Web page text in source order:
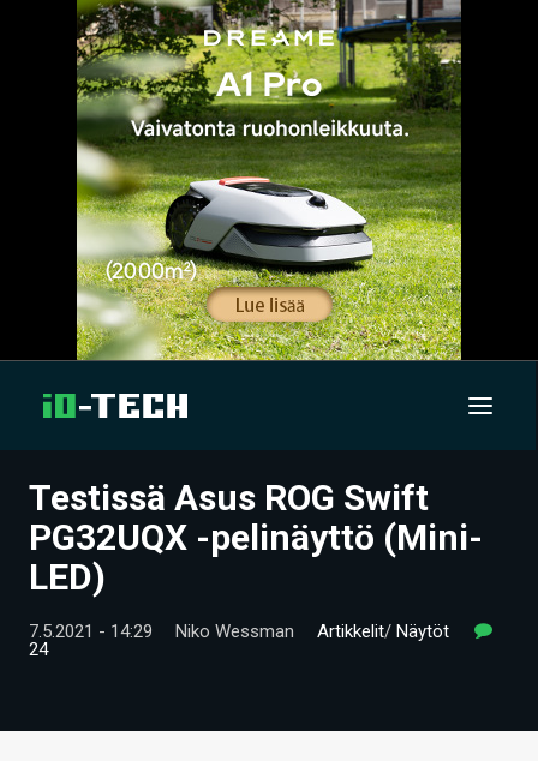
UUTISET
ARTIKKELIT
VIDEOT
Testissä Asus ROG Swift
PG32UQX -pelinäyttö (Mini-
LED)
7.5.2021 - 14:29 Niko Wessman Artikkelit/ Näytöt
24